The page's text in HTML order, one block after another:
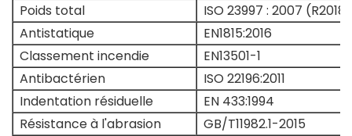
Poids total
ISO 23997 : 2007 (R2018)
Antistatique
EN1815:2016
Classement incendie
EN13501-1
Antibactérien
ISO 22196:2011
Indentation résiduelle
EN 433:1994
Résistance à l'abrasion
GB/T11982.1-2015